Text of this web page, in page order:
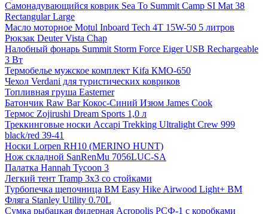
Самонадувающийся коврик Sea To Summit Camp SI Mat 38
Rectangular Large
Масло моторное Motul Inboard Tech 4T 15W-50 5 литров
Рюкзак Deuter Vista Chap
Налобный фонарь Summit Storm Force Eiger USB Rechargeable
3 Вт
Термобелье мужское комплект Kifa КМО-650
Чехол Verdani для туристических ковриков
Топливная груша Easterner
Батончик Raw Bar Кокос-Синий Изюм James Cook
Термос Zojirushi Dream Sports 1,0 л
Треккинговые носки Accapi Trekking Ultralight Crew 999
black/red 39-41
Носки Lorpen RH10 (MERINO HUNT)
Нож складной SanRenMu 7056LUC-SA
Палатка Hannah Tycoon 3
Легкий тент Tramp 3x3 со стойками
Турбопечка щепочница BM Easy Hike Airwood Light+ BM
Фляга Stanley Utility 0.70L
Сумка рыбацкая фидерная Acropolis РСФ-1 с коробками